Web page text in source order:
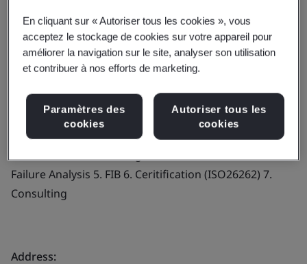
QRT, Inc.
of devices or parts for IT and automotive
Products, services or works:1. Reliability Test 2.
Failure Analysis 5. FIB 6. Ceritification (ISO26262) 7.
Consulting
Address:
En cliquant sur « Autoriser tous les cookies », vous
acceptez le stockage de cookies sur votre appareil pour
améliorer la navigation sur le site, analyser son utilisation
et contribuer à nos efforts de marketing.
Paramètres des
cookies
Autoriser tous les
cookies